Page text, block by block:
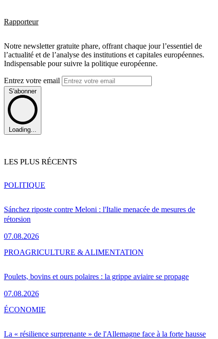
Rapporteur
Notre newsletter gratuite phare, offrant chaque jour l’essentiel de
l’actualité et de l’analyse des institutions et capitales européennes.
Indispensable pour suivre la politique européenne.
Entrez votre email
S'abonner
Loading...
LES PLUS RÉCENTS
Sánchez riposte contre Meloni : l'Italie menacée de mesures de
rétorsion
07.08.2026
POLITIQUE
Poulets, bovins et ours polaires : la grippe aviaire se propage
07.08.2026
PROAGRICULTURE & ALIMENTATION
La « résilience surprenante » de l'Allemagne face à la forte hausse
ÉCONOMIE